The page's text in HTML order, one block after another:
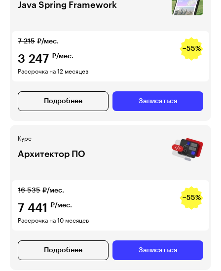
Java Spring Framework
7 215 ₽/мес.
−55%
3 247 ₽/мес.
Рассрочка на 12 месяцев
Подробнее Записаться
Курс
Архитектор ПО
16 535 ₽/мес.
−55%
7 441 ₽/мес.
Рассрочка на 10 месяцев
Подробнее Записаться